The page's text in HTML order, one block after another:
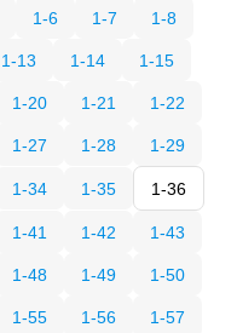
1-6 1-7 1-8
1-13 1-14 1-15
1-20 1-21 1-22
1-27 1-28 1-29
1-34 1-35 1-36
1-41 1-42 1-43
1-48 1-49 1-50
1-55 1-56 1-57